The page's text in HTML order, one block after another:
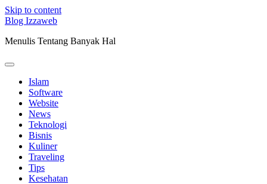
Skip to content
Blog Izzaweb
Menulis Tentang Banyak Hal
Islam
Software
Website
News
Teknologi
Bisnis
Kuliner
Traveling
Tips
Kesehatan